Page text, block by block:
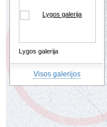
Lygos galerija
Visos galerijos